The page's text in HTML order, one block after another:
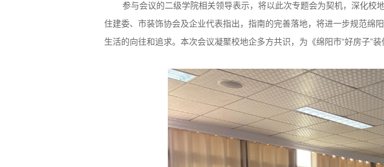
参与会议的二级学院相关领导表示，将以此次专题会为契机，深化校
住建委、市装饰协会及企业代表指出，指南的完善落地，将进一步规范绵
生活的向往和追求。本次会议凝聚校地企多方共识，为《绵阳市“好房子”